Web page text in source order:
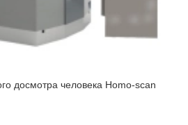
досмотра человека Homo-scan